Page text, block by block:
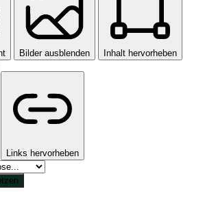
Bilder ausblenden Inhalt hervorheben
Links hervorheben